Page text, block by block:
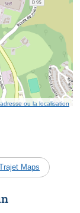
ou la localisation
Maps